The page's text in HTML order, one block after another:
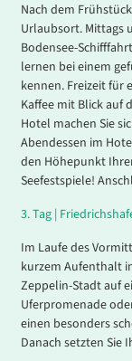
Nach dem
Urlaubsort. Mittags
Bodensee-
lernen bei einem
kennen. Freizeit für
Kaffee mit Blick auf
Hotel machen Sie
Abendessen im
den Höhepunkt
Seefestspiele!
3.Tag |
Im Laufe des
kurzem Aufenthalt
Zeppelin-Stadt auf
Uferpromenade
einen besonders
Danach setzten Sie